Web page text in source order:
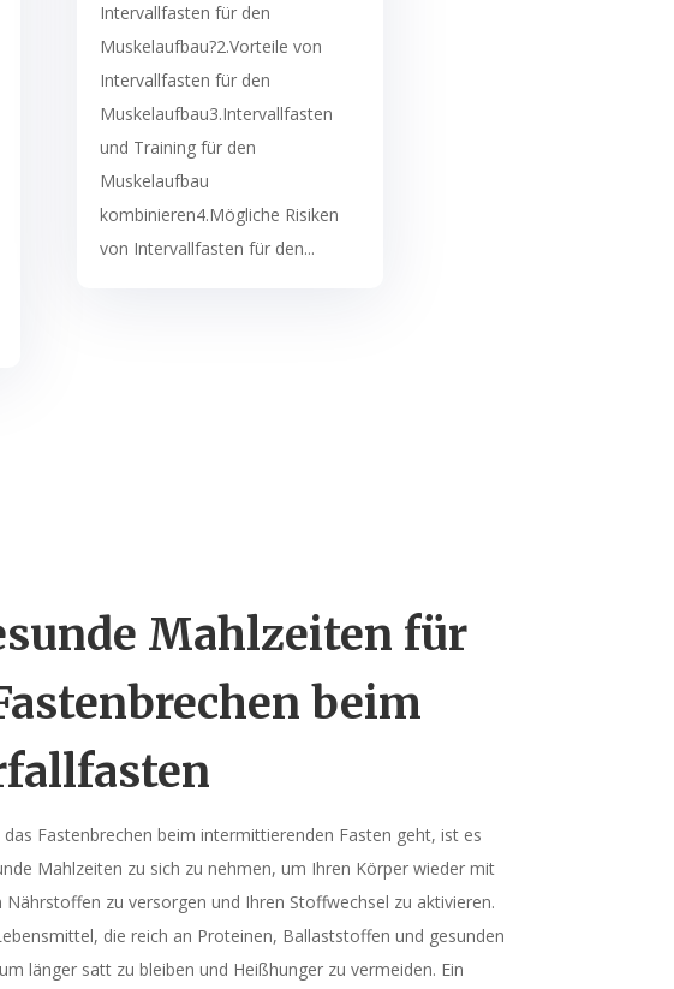
Intervallfasten für den
Muskelaufbau?2.Vorteile von
Intervallfasten für den
Muskelaufbau3.Intervallfasten
und Training für den
Muskelaufbau
kombinieren4.Mögliche Risiken
von Intervallfasten für den...
Mahlzeiten für
beim
Fastenbrechen beim intermittierenden Fasten geht, ist es
Mahlzeiten zu sich zu nehmen, um Ihren Körper wieder mit
Nährstoffen zu versorgen und Ihren Stoffwechsel zu aktivieren.
die reich an Proteinen, Ballaststoffen und gesunden
länger satt zu bleiben und Heißhunger zu vermeiden. Ein